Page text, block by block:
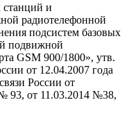
станций и
радиотелефонной
подсистем базовых
подвижной
GSM 900/1800», утв.
от 12.04.2007 года
России от
93, от 11.03.2014 №38,